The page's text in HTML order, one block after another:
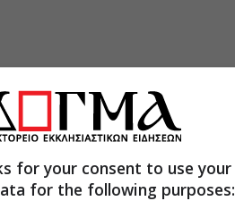
ψωμιά της ελληνικής
τσουρέκι, υπάρχουν και
ή “λαμπρόψωμο”
ανάσταση του Χριστού,
for your consent to use your
for the following purposes: